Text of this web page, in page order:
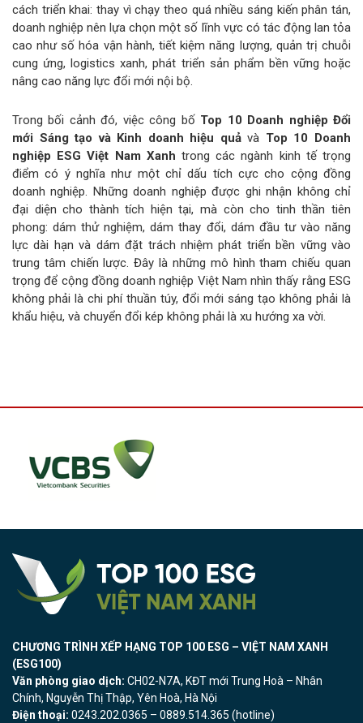
cách triển khai: thay vì chạy theo quá nhiều sáng kiến phân tán,
doanh nghiệp nên lựa chọn một số lĩnh vực có tác động lan tỏa
cao như số hóa vận hành, tiết kiệm năng lượng, quản trị chuỗi
cung ứng, logistics xanh, phát triển sản phẩm bền vững hoặc
nâng cao năng lực đổi mới nội bộ.
Trong bối cảnh đó, việc công bố Top 10 Doanh nghiệp Đổi
mới Sáng tạo và Kinh doanh hiệu quảvà Top 10 Doanh
nghiệp ESG Việt Nam Xanh trong các ngành kinh tế trọng
điểm có ý nghĩa như một chỉ dấu tích cực cho cộng đồng
doanh nghiệp. Những doanh nghiệp được ghi nhận không chỉ
đại diện cho thành tích hiện tại, mà còn cho tinh thần tiên
phong: dám thử nghiệm, dám thay đổi, dám đầu tư vào năng
lực dài hạn và dám đặt trách nhiệm phát triển bền vững vào
trung tâm chiến lược. Đây là những mô hình tham chiếu quan
trọng để cộng đồng doanh nghiệp Việt Nam nhìn thấy rằng ESG
không phải là chi phí thuần túy, đổi mới sáng tạo không phải là
khẩu hiệu, và chuyển đổi kép không phải là xu hướng xa vời.
CHƯƠNG TRÌNH XẾP HẠNG TOP 100 ESG – VIỆT NAM XANH
(ESG100)
Văn phòng giao dịch: CH02-N7A, KĐT mới Trung Hoà – Nhân
Chính, Nguyễn Thị Thập, Yên Hoà, Hà Nội
Điện thoại: 0243.202.0365 – 0889.514.365 (hotline)